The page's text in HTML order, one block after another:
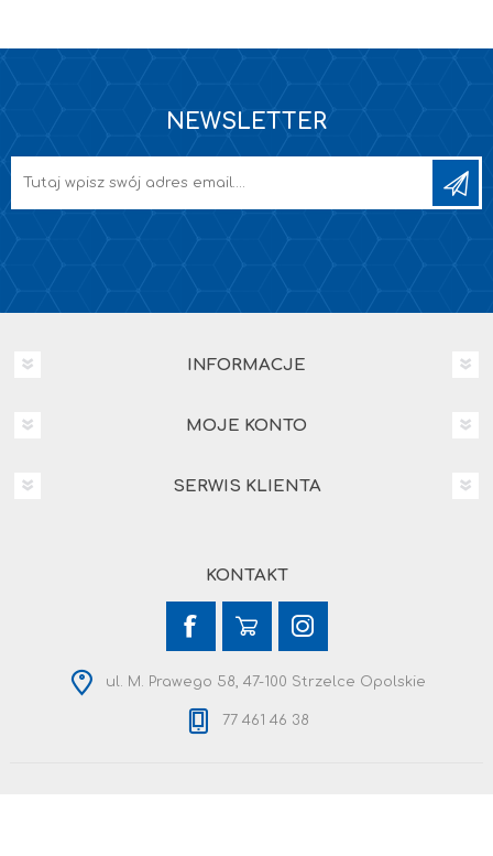
NEWSLETTER
INFORMACJE
MOJE KONTO
SERWIS KLIENTA
KONTAKT
ul. M. Prawego 58, 47-100 Strzelce Opolskie
77 461 46 38